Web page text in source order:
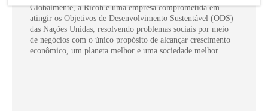
Globalmente, a Ricoh é uma empresa comprometida em
atingir os Objetivos de Desenvolvimento Sustentável (ODS)
das Nações Unidas, resolvendo problemas sociais por meio
de negócios com o único propósito de alcançar crescimento
econômico, um planeta melhor e uma sociedade melhor.